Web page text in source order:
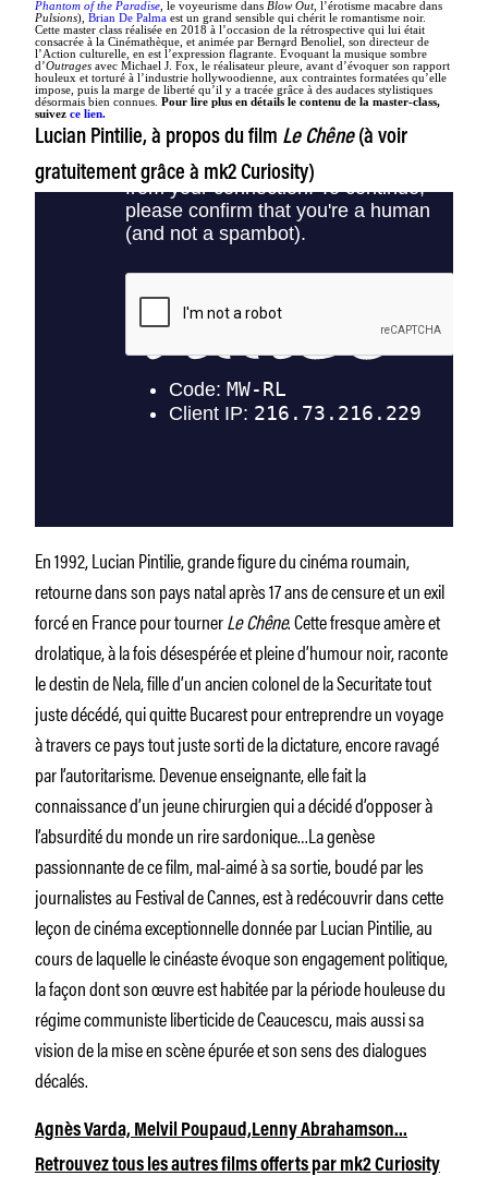
Phantom of the Paradise , le voyeurisme dans Blow Out, l’érotisme macabre dans
Pulsions), Brian De Palma est un grand sensible qui chérit le romantisme noir.
Cette master class réalisée en 2018 à l’occasion de la rétrospective qui lui était
consacrée à la Cinémathèque, et animée par Bernard Benoliel, son directeur de
l’Action culturelle, en est l’expression flagrante. Évoquant la musique sombre
d’Outrages avec Michael J. Fox, le réalisateur pleure, avant d’évoquer son rapport
houleux et torturé à l’industrie hollywoodienne, aux contraintes formatées qu’elle
impose, puis la marge de liberté qu’il y a tracée grâce à des audaces stylistiques
désormais bien connues. Pour lire plus en détails le contenu de la master-class,
suivez ce lien.
Lucian Pintilie, à propos du film Le Chêne (à voir
gratuitement grâce à mk2 Curiosity)
En 1992, Lucian Pintilie, grande figure du cinéma roumain,
retourne dans son pays natal après 17 ans de censure et un exil
forcé en France pour tournerLe Chêne. Cette fresque amère et
drolatique, à la fois désespérée et pleine d’humour noir, raconte
le destin de Nela, fille d’un ancien colonel de la Securitate tout
juste décédé, qui quitte Bucarest pour entreprendre un voyage
à travers ce pays tout juste sorti de la dictature, encore ravagé
par l’autoritarisme. Devenue enseignante, elle fait la
connaissance d’un jeune chirurgien qui a décidé d’opposer à
l’absurdité du monde un rire sardonique…La genèse
passionnante de ce film, mal-aimé à sa sortie, boudé par les
journalistes au Festival de Cannes, est à redécouvrir dans cette
leçon de cinéma exceptionnelle donnée par Lucian Pintilie, au
cours de laquelle le cinéaste évoque son engagement politique,
la façon dont son œuvre est habitée par la période houleuse du
régime communiste liberticide de Ceaucescu, mais aussi sa
vision de la mise en scène épurée et son sens des dialogues
décalés.
Agnès Varda, Melvil Poupaud,Lenny Abrahamson…
Retrouvez tous les autres films offerts par mk2 Curiosity